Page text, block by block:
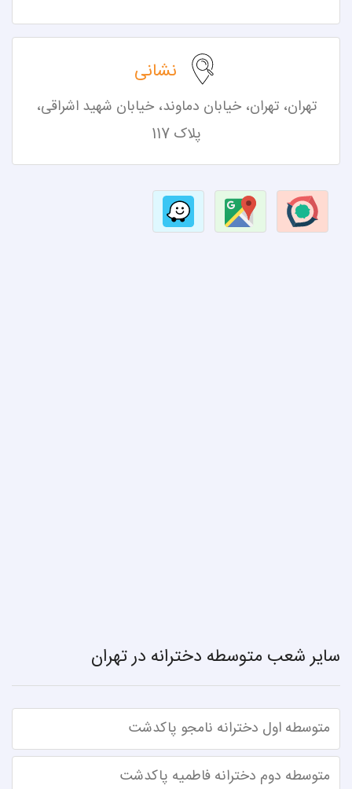
نشانی
تهران، تهران،خیابان دماوند، خیابان شهید اشراقی،
پلاک 117
سایر شعب متوسطه دخترانه در تهران
متوسطه اول دخترانه نامجو پاکدشت
متوسطه دوم دخترانه فاطمیه پاکدشت